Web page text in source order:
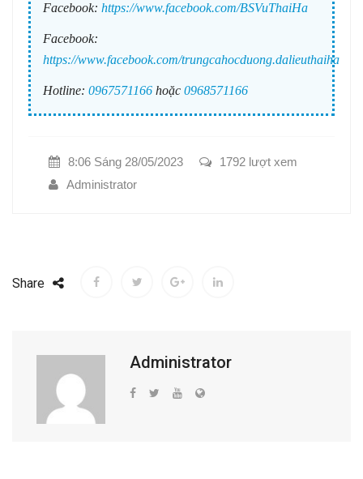
Facebook: https://www.facebook.com/BSVuThaiHa
Facebook:
https://www.facebook.com/trungcahocduong.dalieuthaiha
Hotline: 0967571166 hoặc 0968571166
8:06 Sáng 28/05/2023
1792 lượt xem
Administrator
Share
Administrator